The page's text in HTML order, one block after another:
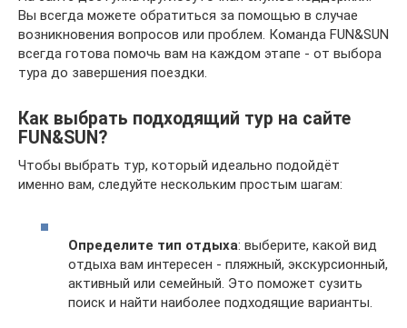
Вы всегда можете обратиться за помощью в случае
возникновения вопросов или проблем. Команда FUN&SUN
всегда готова помочь вам на каждом этапе - от выбора
тура до завершения поездки.
Как выбрать подходящий тур на сайте
FUN&SUN?
Чтобы выбрать тур, который идеально подойдёт
именно вам, следуйте нескольким простым шагам:
Определите тип отдыха: выберите, какой вид
отдыха вам интересен - пляжный, экскурсионный,
активный или семейный. Это поможет сузить
поиск и найти наиболее подходящие варианты.